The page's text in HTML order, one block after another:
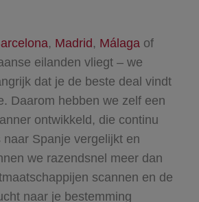
, Madrid , Málagaof
eilanden vliegt – we
dat je de beste deal vindt
Daarom hebben we zelf een
ontwikkeld, die continu
naar Spanje vergelijkt en
we razendsnel meer dan
scannen en de
naar je bestemming